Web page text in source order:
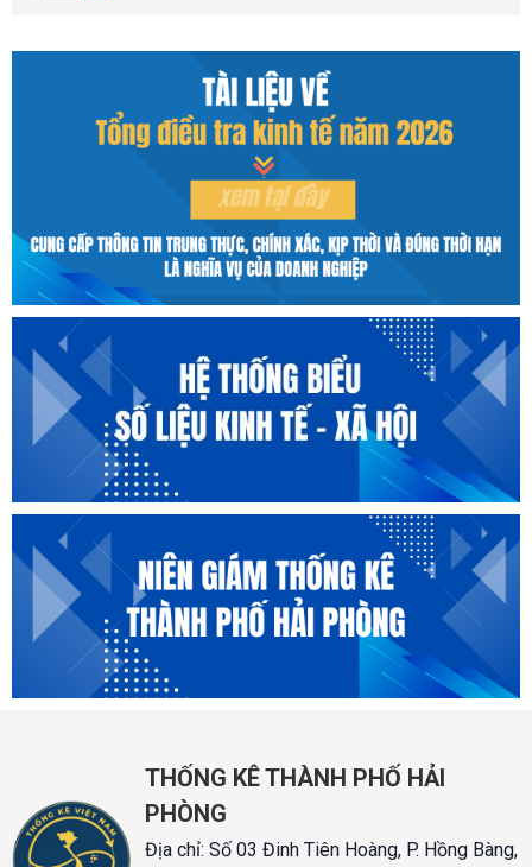
THỐNG KÊ THÀNH PHỐ HẢI
PHÒNG
Địa chỉ: Số 03 Đinh Tiên Hoàng, P. Hồng Bàng,